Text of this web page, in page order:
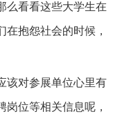
么看看这些大学生在
抱怨社会的时候，
该对参展单位心里有
位等相关信息呢，